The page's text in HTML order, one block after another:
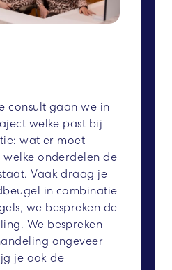
consult gaan we in
welke past bij
wat er moet
onderdelen de
Vaak draag je
in combinatie
we bespreken de
We bespreken
ongeveer
je ook de